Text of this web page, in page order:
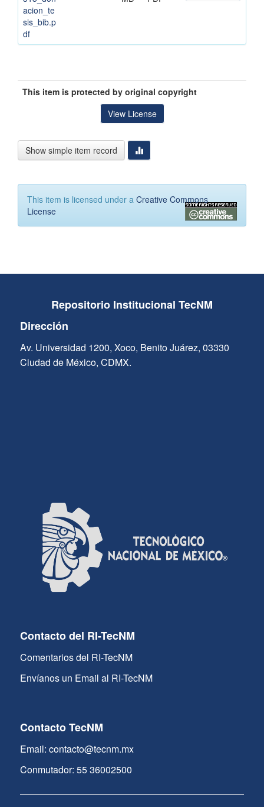
acion_te
sis_bib.p
df
This item is protected by original copyright
View License
Show simple item record
This item is licensed under a Creative Commons
License
Repositorio Institucional TecNM
Dirección
Av. Universidad 1200, Xoco, Benito Juárez, 03330
Ciudad de México, CDMX.
Contacto del RI-TecNM
Comentarios del RI-TecNM
Envíanos un Email al RI-TecNM
Contacto TecNM
Email: contacto@tecnm.mx
Conmutador: 55 36002500